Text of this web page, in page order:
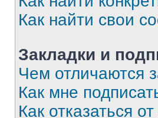
Как найти свои
Закладки и
Чем отличаются
Как мне
Как отказаться